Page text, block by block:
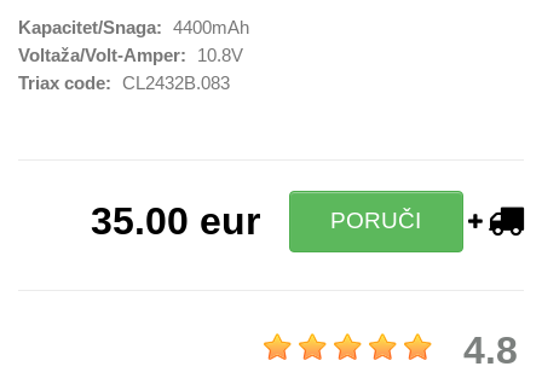
Kapacitet/Snaga: 4400mAh
Voltaža/Volt-Amper:
10.8V
Triax code: CL2432B.083
35.00 eur PORUČI
4.8